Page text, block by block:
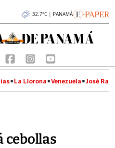
32.7°C | PANAMÁ
La Llorona Venezuela José
cebollas